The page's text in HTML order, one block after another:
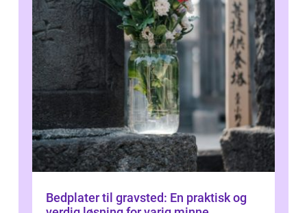
Bedplater til gravsted: En praktisk og